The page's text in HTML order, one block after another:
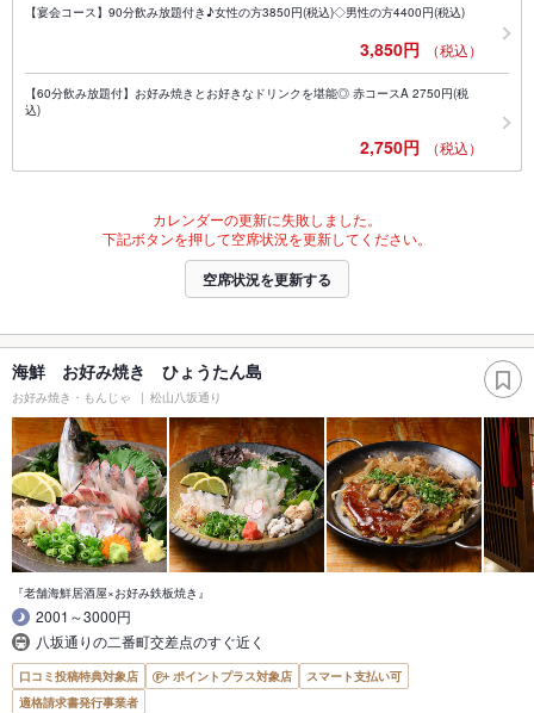
【宴会コース】90分飲み放題付き♪女性の方3850円(税込)◇男性の方4400円(税込)
3,850円 （税込）
【60分飲み放題付】お好み焼きとお好きなドリンクを堪能◎ 赤コースA 2750円(税
込)
2,750円 （税込）
カレンダーの更新に失敗しました。
下記ボタンを押して空席状況を更新してください。
空席状況を更新する
海鮮 お好み焼き ひょうたん島
お好み焼き・もんじゃ 松山八坂通り
『老舗海鮮居酒屋×お好み鉄板焼き』
2001～3000円
八坂通りの二番町交差点のすぐ近く
口コミ投稿特典対象店 ポイントプラス対象店
スマート支払い可
適格請求書発行事業者